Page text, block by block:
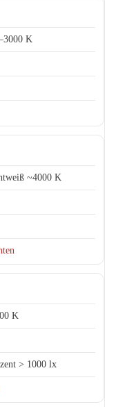
K
~4000 K
K
> 1000 lx